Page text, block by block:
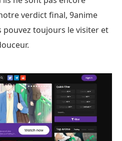
verdict final, 9anime
pouvez toujours le visiter et